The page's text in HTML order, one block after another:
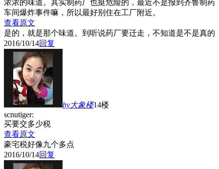
浓浓的味道。其实制药厂也挺危险的，最近不是报到齐鲁制药
车间爆炸事件嘛，所以最好别住在工厂附近。
查看原文
是的，就是那个味道。到听说药厂要迁走，不知道是不是真的
2016/10/14回复
hy大象楼14楼
scnutiger:
买要交多少税
查看原文
豪宅税好像九个多点
2016/10/14回复